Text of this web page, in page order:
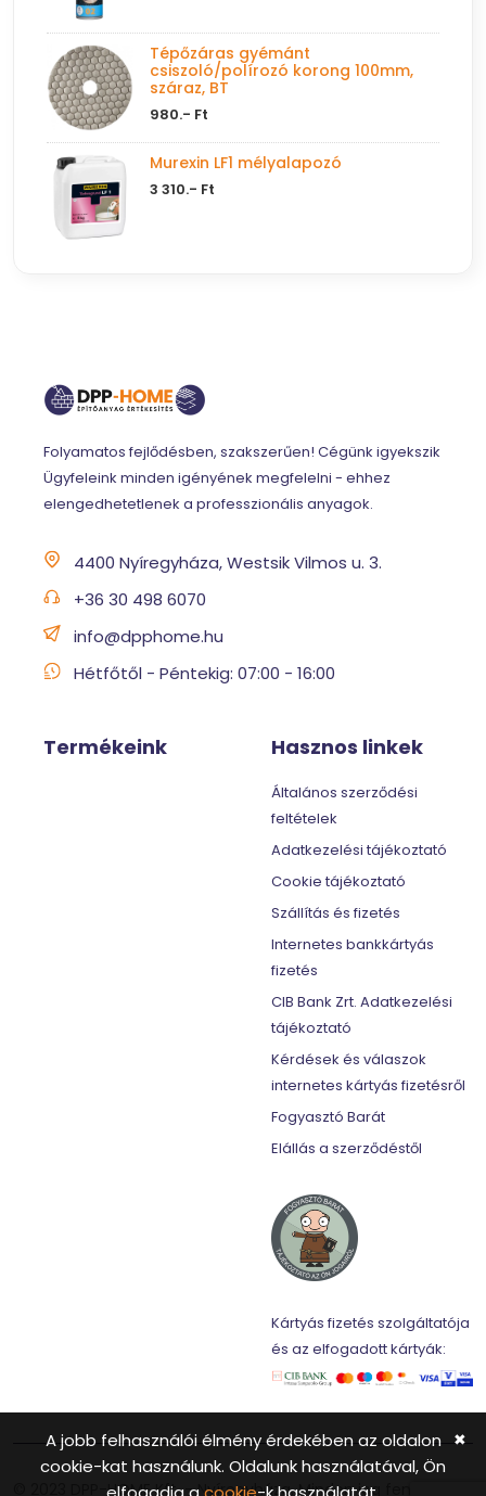
Tépőzáras gyémánt
csiszoló/polírozó korong 100mm,
száraz, BT
980.- Ft
Murexin LF1 mélyalapozó
3 310.- Ft
Folyamatos fejlődésben, szakszerűen! Cégünk igyekszik
Ügyfeleink minden igényének megfelelni - ehhez
elengedhetetlenek a professzionális anyagok.
4400 Nyíregyháza, Westsik Vilmos u. 3.
+36 30 498 6070
info@dpphome.hu
Hétfőtől - Péntekig: 07:00 - 16:00
Termékeink Hasznos linkek
Általános szerződési
feltételek
Adatkezelési tájékoztató
Cookie tájékoztató
Szállítás és fizetés
Internetes bankkártyás
fizetés
CIB Bank Zrt. Adatkezelési
tájékoztató
Kérdések és válaszok
internetes kártyás fizetésről
Fogyasztó Barát
Elállás a szerződéstől
Kártyás fizetés szolgáltatója
és az elfogadott kártyák:
© 2023 DPP-HOME Kft. - Nyíregyháza. Minden jog fenntartva.
A jobb felhasználói élmény érdekében az oldalon
cookie-kat használunk. Oldalunk használatával, Ön
✖